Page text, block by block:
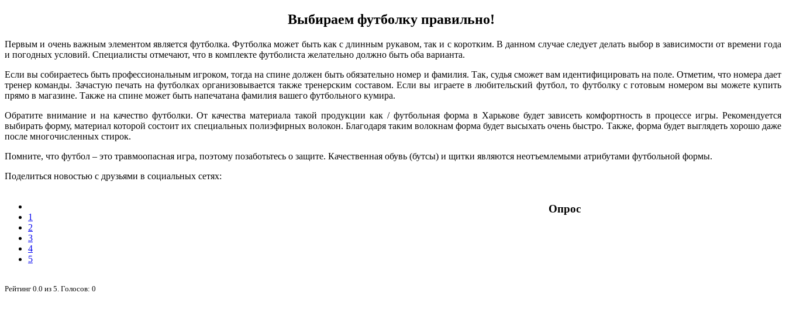
Выбираем футболку правильно!
Первым и очень важным элементом является футболка. Футболка может быть как с длинным рукавом, так и с коротким. В данном случае следует делать выбор в зависимости от времени года
и погодных условий. Специалисты отмечают, что в комплекте футболиста желательно должно быть оба варианта.
Если вы собираетесь быть профессиональным игроком, тогда на спине должен быть обязательно номер и фамилия. Так, судья сможет вам идентифицировать на поле. Отметим, что номера дает
тренер команды. Зачастую печать на футболках организовывается также тренерским составом. Если вы играете в любительский футбол, то футболку с готовым номером вы можете купить
прямо в магазине. Также на спине может быть напечатана фамилия вашего футбольного кумира.
Обратите внимание и на качество футболки. От качества материала такой продукции как / футбольная форма в Харькове будет зависеть комфортность в процессе игры. Рекомендуется
выбирать форму, материал которой состоит их специальных полиэфирных волокон. Благодаря таким волокнам форма будет высыхать очень быстро. Также, форма будет выглядеть хорошо даже
после многочисленных стирок.
Помните, что футбол – это травмоопасная игра, поэтому позаботьтесь о защите. Качественная обувь (бутсы) и щитки являются неотъемлемыми атрибутами футбольной формы.
Поделиться новостью с друзьями в социальных сетях:
1
2
3
4
5
Рейтинг 0.0 из 5 . Голосов: 0
Опрос